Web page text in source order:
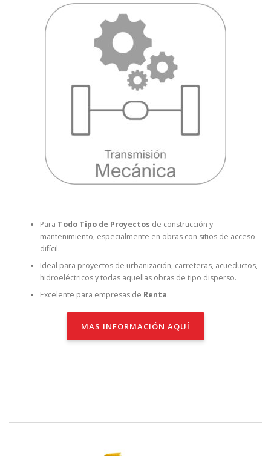
Para Todo Tipo de Proyectos de construcción y
mantenimiento, especialmente en obras con sitios de acceso
difícil.
Ideal para proyectos de urbanización, carreteras, acueductos,
hidroeléctricos y todas aquellas obras de tipo disperso.
Excelente para empresas de Renta.
MAS INFORMACIÓN AQUÍ